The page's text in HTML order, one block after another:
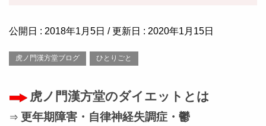
公開日 : 2018年1月5日 / 更新日 : 2020年1月15日
虎ノ門漢方堂ブログ ひとりごと
虎ノ門漢方堂のダイエットとは
⇒ 更年期障害・自律神経失調症・鬱